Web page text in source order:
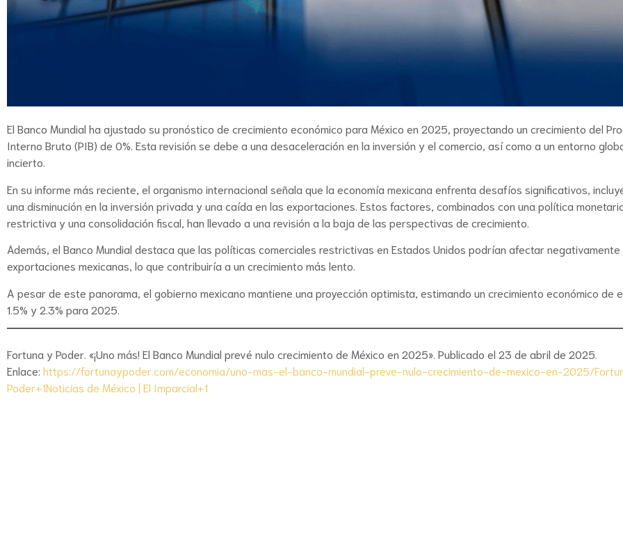
El Banco Mundial ha ajustado su pronóstico de crecimiento económico para México en 2025, proyectando un crecimiento del
Interno Bruto (PIB) de 0%. Esta revisión se debe a una desaceleración en la inversión y el comercio, así como a un entorno
incierto.
En su informe más reciente, el organismo internacional señala que la economía mexicana enfrenta desafíos significativos,
una disminución en la inversión privada y una caída en las exportaciones. Estos factores, combinados con una política
restrictiva y una consolidación fiscal, han llevado a una revisión a la baja de las perspectivas de crecimiento.
Además, el Banco Mundial destaca que las políticas comerciales restrictivas en Estados Unidos podrían afectar negativamente
exportaciones mexicanas, lo que contribuiría a un crecimiento más lento.
A pesar de este panorama, el gobierno mexicano mantiene una proyección optimista, estimando un crecimiento económico de
1.5% y 2.3% para 2025.
Fortuna y Poder. «¡Uno más! El Banco Mundial prevé nulo crecimiento de México en 2025». Publicado el 23 de abril de 2025.
Enlace: https://fortunaypoder.com/economia/uno-mas-el-banco-mundial-preve-nulo-crecimiento-de-mexico-en-2025/
Poder+1Noticias de México | El Imparcial+1